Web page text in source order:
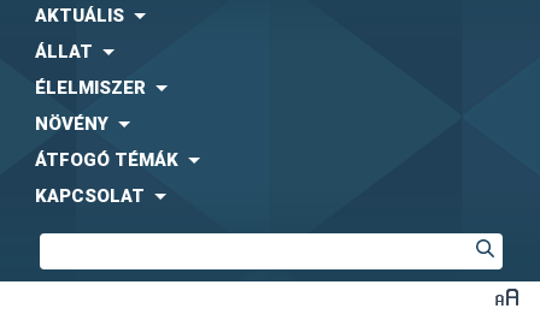
AKTUÁLIS
ÁLLAT
ÉLELMISZER
NÖVÉNY
ÁTFOGÓ TÉMÁK
KAPCSOLAT